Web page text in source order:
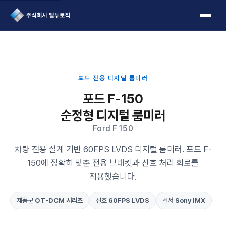
L2Logic 1onetake
포드 전용 디지털 룸미러
포드 F-150
순정형 디지털 룸미러
Ford F 150
차량 전용 설계 기반 60FPS LVDS 디지털 룸미러. 포드 F-
150에 정확히 맞춘 전용 브래킷과 신호 처리 회로를
적용했습니다.
제품군 OT-DCM 시리즈 신호 60FPS LVDS 센서 Sony IMX